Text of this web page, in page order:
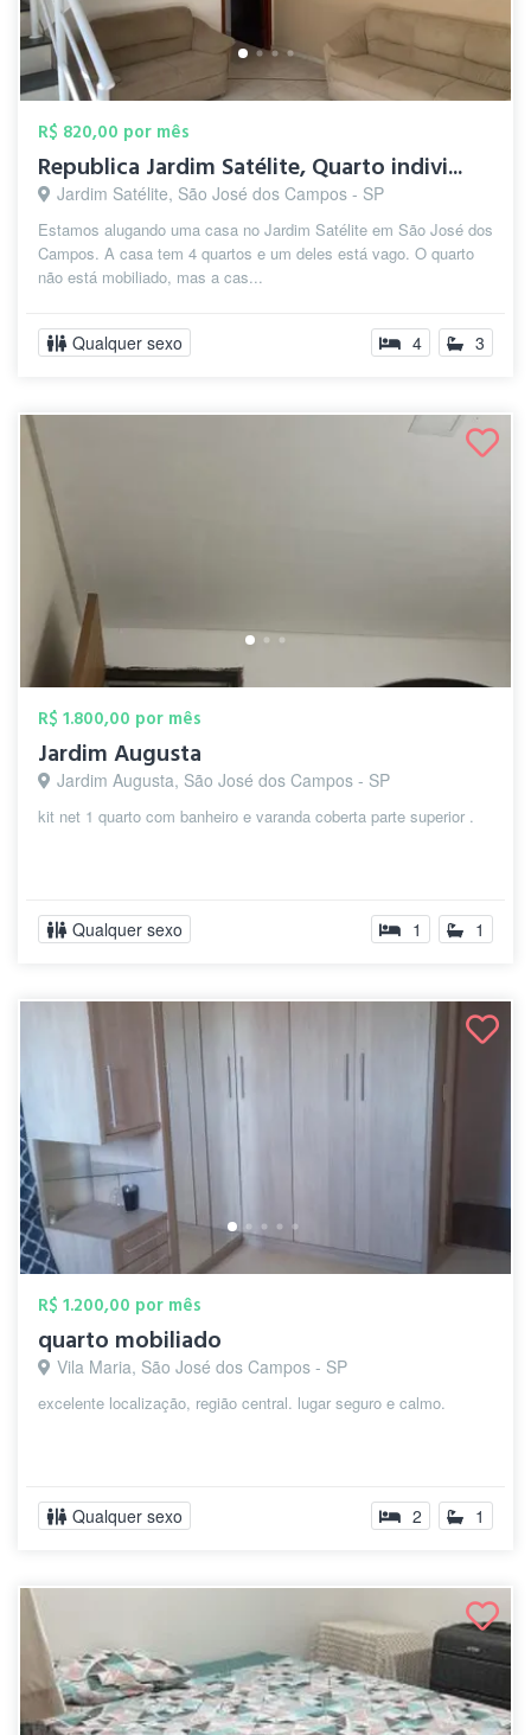
R$ 820,00 por mês
Republica Jardim Satélite, Quarto indivi...
Jardim Satélite, São José dos Campos - SP
Estamos alugando uma casa no Jardim Satélite em São José dos
Campos. A casa tem 4 quartos e um deles está vago. O quarto
não está mobiliado, mas a cas...
Qualquer sexo 4 3
R$ 1.800,00 por mês
Jardim Augusta
Jardim Augusta, São José dos Campos - SP
kit net 1 quarto com banheiro e varanda coberta parte superior .
Qualquer sexo 1 1
R$ 1.200,00 por mês
quarto mobiliado
Vila Maria, São José dos Campos - SP
excelente localização, região central. lugar seguro e calmo.
Qualquer sexo 2 1